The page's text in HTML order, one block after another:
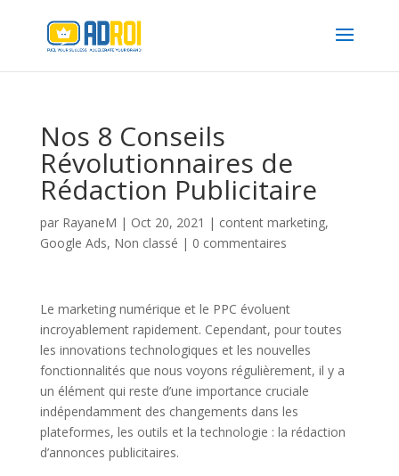
Nos 8 Conseils
Révolutionnaires de
Rédaction Publicitaire
par RayaneM | Oct 20, 2021 | content marketing,
Google Ads, Non classé | 0 commentaires
Le marketing numérique et le PPC évoluent
incroyablement rapidement. Cependant, pour toutes
les innovations technologiques et les nouvelles
fonctionnalités que nous voyons régulièrement, il y a
un élément qui reste d’une importance cruciale
indépendamment des changements dans les
plateformes, les outils et la technologie : la rédaction
d’annonces publicitaires.